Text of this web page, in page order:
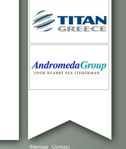
Sitemap Contact